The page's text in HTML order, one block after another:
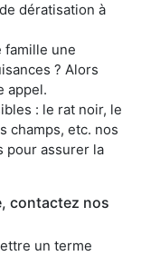
dératisation à
famille une
? Alors
appel.
: le rat noir, le
champs, etc. nos
pour assurer la
contactez nos
un terme